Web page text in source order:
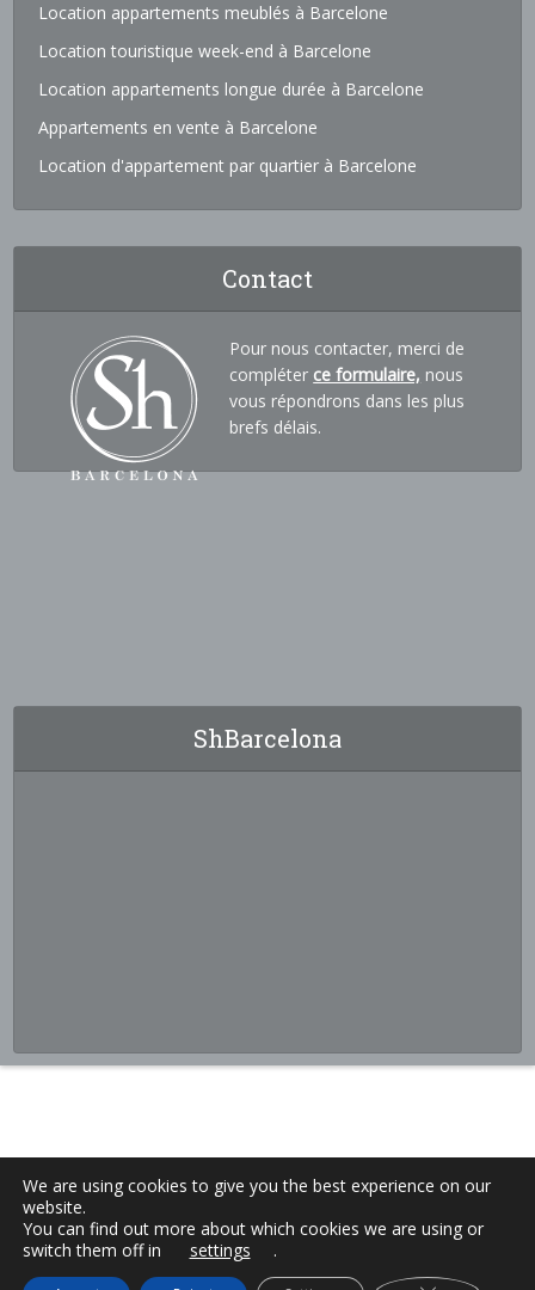
Location appartements meublés à Barcelone
Location touristique week-end à Barcelone
Location appartements longue durée à Barcelone
Appartements en vente à Barcelone
Location d'appartement par quartier à Barcelone
Contact
Pour nous contacter, merci de
compléter ce formulaire, nous
vous répondrons dans les plus
brefs délais.
ShBarcelona
We are using cookies to give you the best experience on our
website.
You can find out more about which cookies we are using or
switch them off in
settings .